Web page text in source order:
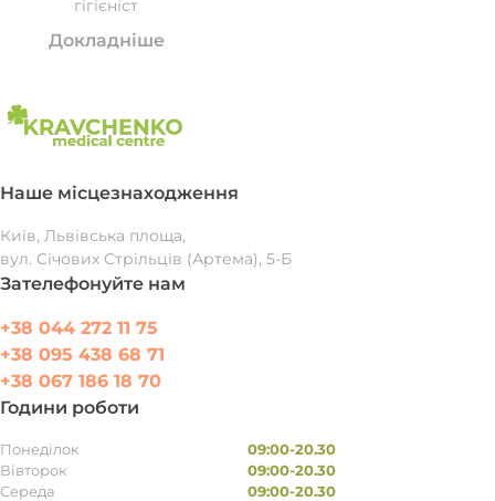
гігієніст
Докладніше
Наше місцезнаходження
Київ, Львівська площа,
вул. Січових Стрільців (Артема), 5-Б
Зателефонуйте нам
+38 044 272 11 75
+38 095 438 68 71
+38 067 186 18 70
Години роботи
Понеділок
Вівторок
Середа
09:00-20.30
09:00-20.30
09:00-20.30